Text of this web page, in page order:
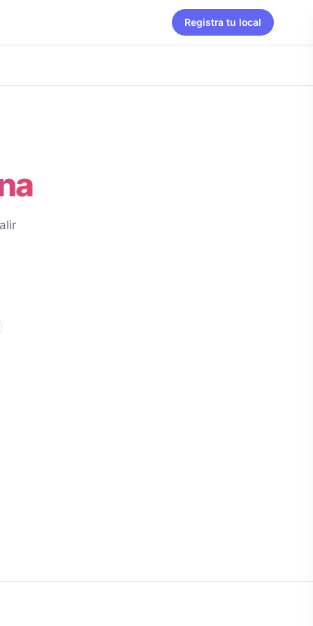
Registra tu local